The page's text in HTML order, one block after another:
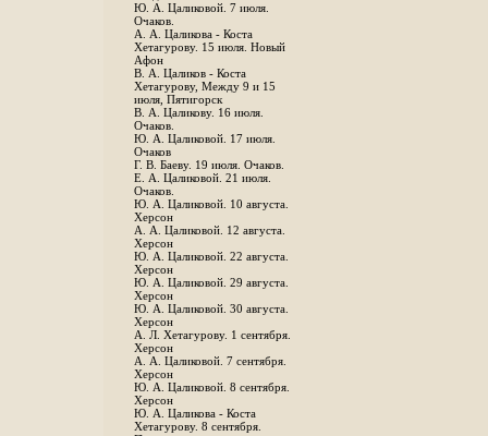
Ю. А. Цаликовой. 7 июля.
Очаков.
А. А. Цаликова - Коста
Хетагурову. 15 июля. Новый
Афон
В. А. Цаликов - Коста
Хетагурову, Между 9 и 15
июля, Пятигорск
В. А. Цаликову. 16 июля.
Очаков.
Ю. А. Цаликовой. 17 июля.
Очаков
Г. В. Баеву. 19 июля. Очаков.
Е. А. Цаликовой. 21 июля.
Очаков.
Ю. А. Цаликовой. 10 августа.
Херсон
А. А. Цаликовой. 12 августа.
Херсон
Ю. А. Цаликовой. 22 августа.
Херсон
Ю. А. Цаликовой. 29 августа.
Херсон
Ю. А. Цаликовой. 30 августа.
Херсон
А. Л. Хетагурову. 1 сентября.
Херсон
А. А. Цаликовой. 7 сентября.
Херсон
Ю. А. Цаликовой. 8 сентября.
Херсон
Ю. А. Цаликова - Коста
Хетагурову. 8 сентября.